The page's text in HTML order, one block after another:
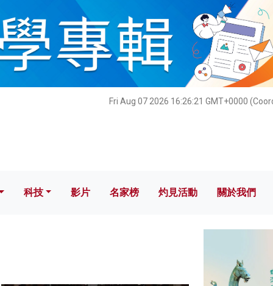
Fri Aug 07 2026 16:26:22 GMT+0000
科技 影片 名家榜 灼見活動 關於我
科技 影片 名家榜 灼見活動 關於我們